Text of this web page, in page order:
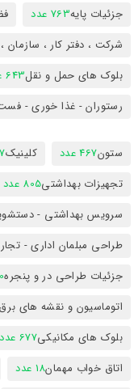
جزئیات پایه763 عدد
شرکت ، دفتر کار ، سازمان ،
بلوک های حمل و نقل643 عدد
رستوران - غذا خوری -
ستون467 عدد کلینیک
تجهیزات بهداشتی805 عدد
سرویس بهداشتی -
طراحی مبلمان اداری -
جزئیات طراحی در و پنجره
اتوماسیون و نقشه های برق
بلوک های مکانیکی677 عدد
اتاق خواب مهمان18 عدد